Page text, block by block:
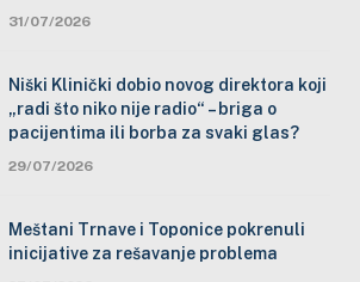
31/07/2026
Niški Klinički dobio novog direktora koji
„radi što niko nije radio“ – briga o
pacijentima ili borba za svaki glas?
29/07/2026
Meštani Trnave i Toponice pokrenuli
inicijative za rešavanje problema